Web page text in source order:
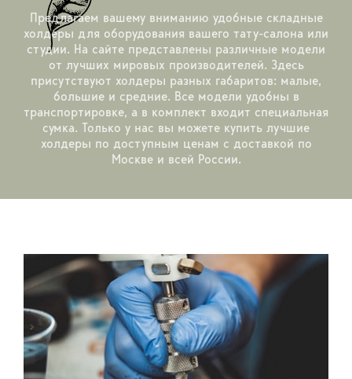
Предлагаем вашему вниманию удобные складные
холдеры для оборудования вашего тату-салона или
студии. На сайте представлены различные модели
от лучших мировых производителей. Здесь
присутствуют холдеры разных габаритов: малые,
большие и средние. Все модели удобны в
транспортировке, а в комплект входит специальная
сумка. Только у нас вы можете купить лучшие
холдеры по доступным ценам с доставкой по
Москве и всей России.